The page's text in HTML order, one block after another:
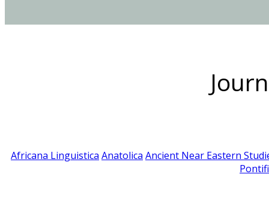
Africana Linguistica Anatolica Ancient Near Eastern